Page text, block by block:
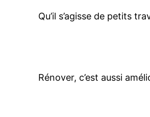
Qu’il s’agisse de petits
Rénover, c’est aussi